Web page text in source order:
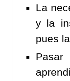
La
y la
pues